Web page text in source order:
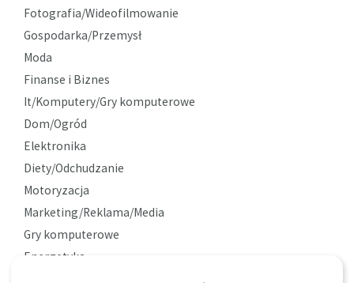
Fotografia/Wideofilmowanie
Gospodarka/Przemysł
Moda
Finanse i Biznes
It/Komputery/Gry komputerowe
Dom/Ogród
Elektronika
Diety/Odchudzanie
Motoryzacja
Marketing/Reklama/Media
Gry komputerowe
Energetyka